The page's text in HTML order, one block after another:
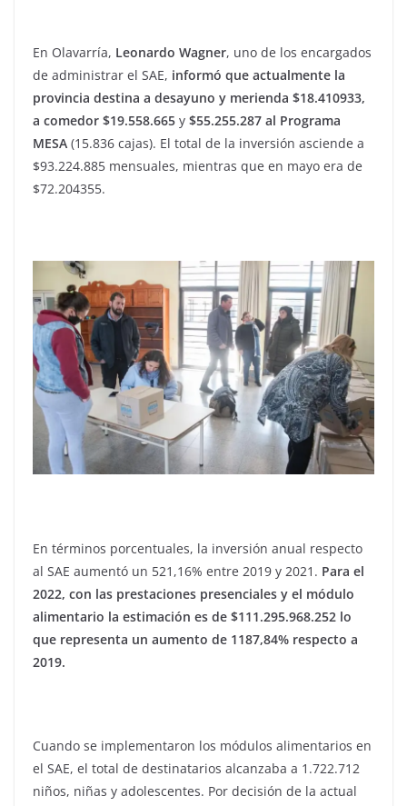
En Olavarría, Leonardo Wagner, uno de los encargados
de administrar el SAE, informó que actualmente la
provincia destina a desayuno y merienda $18.410933,
a comedor $19.558.665 y $55.255.287 al Programa
MESA (15.836 cajas). El total de la inversión asciende a
$93.224.885 mensuales, mientras que en mayo era de
$72.204355.
En términos porcentuales, la inversión anual respecto
al SAE aumentó un 521,16% entre 2019 y 2021. Para el
2022, con las prestaciones presenciales y el módulo
alimentario la estimación es de $111.295.968.252 lo
que representa un aumento de 1187,84% respecto a
2019.
Cuando se implementaron los módulos alimentarios en
el SAE, el total de destinatarios alcanzaba a 1.722.712
niños, niñas y adolescentes. Por decisión de la actual